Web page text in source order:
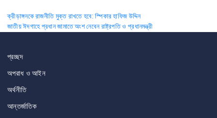
Post
navigation
ক্রীড়াঙ্গনকে রাজনীতি মুক্ত রাখতে হবে: স্পিকার হাফিজ উদ্দিন
জাতীয় ঈদগাহে প্রধান জামাতে অংশ নেবেন রাষ্ট্রপতি ও প্রধানমন্ত্রী
প্রচ্ছদ
অপরাধ ও আইন
অর্থনীতি
আন্তর্জাতিক